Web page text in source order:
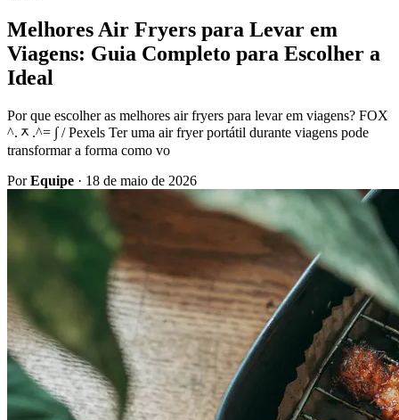
Melhores Air Fryers para Levar em
Viagens: Guia Completo para Escolher a
Ideal
Por que escolher as melhores air fryers para levar em viagens? FOX
^.ᆽ.^= ∫ / Pexels Ter uma air fryer portátil durante viagens pode
transformar a forma como vo
PorEquipe · 18 de maio de 2026